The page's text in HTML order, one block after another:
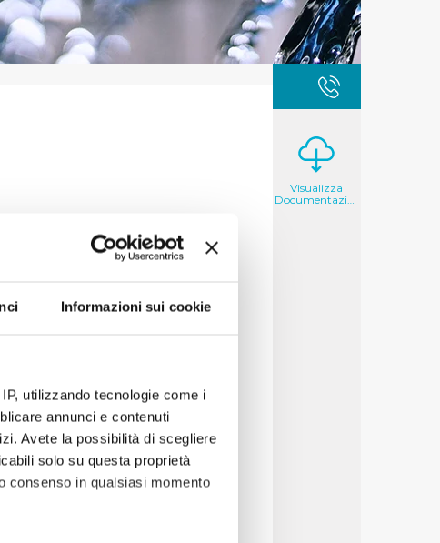
Informazioni sui cookie
utilizzando tecnologie come i
annunci e contenuti
Avete la possibilità di scegliere
solo su questa proprietà
consenso in qualsiasi momento
proprie campagne di
in bottiglia.
detto sopra. Acqua di
messaggi chiari, semplici e
che Publiacqua ha
acqua buona e sicura.
Visualizza
Documentazione